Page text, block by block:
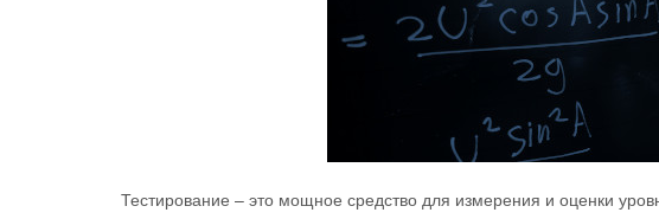
Тестирование – это мощное средство для измерения и оценки